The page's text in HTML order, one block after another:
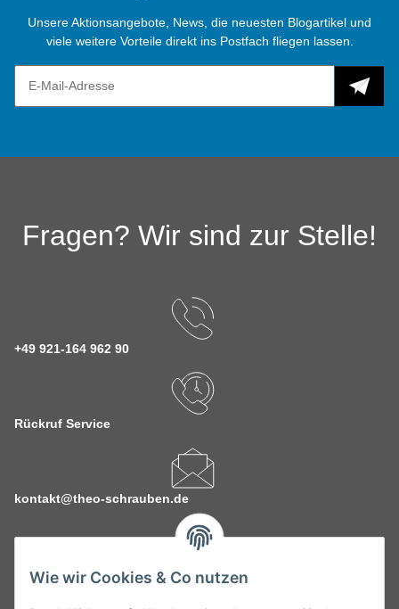
Wie wir Cookies & Co nutzen
Unsere Aktionsangebote, News, die neuesten Blogartikel und
viele weitere Vorteile direkt ins Postfach fliegen lassen.
Fragen? Wir sind zur Stelle!
+49 921-164 962 90
Rückruf Service
kontakt@theo-schrauben.de